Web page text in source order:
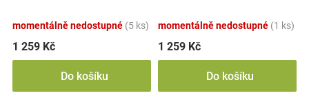
momentálně nedostupné (5 ks)
1 259 Kč
Do košíku
momentálně nedostupné (1 ks)
1 259 Kč
Do košíku